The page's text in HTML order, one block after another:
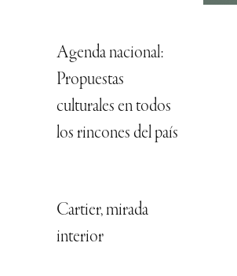
Agenda nacional:
Propuestas
culturales en todos
los rincones del país
Cartier, mirada
interior